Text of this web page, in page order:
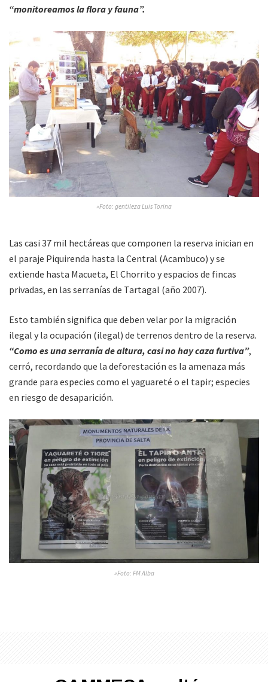
“monitoreamos la flora y fauna”.
»Foto: gentileza Luis Torina
Las casi 37 mil hectáreas que componen la reserva inician en
el paraje Piquirenda hasta la Central (Acambuco) y se
extiende hasta Macueta, El Chorrito y espacios de fincas
privadas, en las serranías de Tartagal (año 2007).
Esto también significa que deben velar por la migración
ilegal y la ocupación (ilegal) de terrenos dentro de la reserva.
“Como es una serranía de altura, casi no hay caza furtiva”,
cerró, recordando que la deforestación es la amenaza más
grande para especies como el yaguareté o el tapir; especies
en riesgo de desaparición.
»Foto: FM Alba